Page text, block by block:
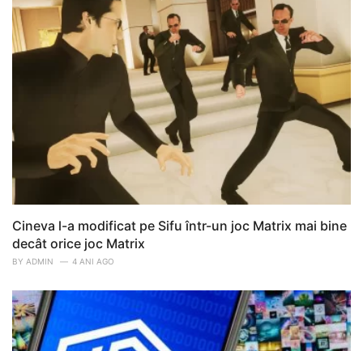
Cineva l-a modificat pe Sifu într-un joc Matrix mai bine
decât orice joc Matrix
BY ADMIN 4 ANI AGO